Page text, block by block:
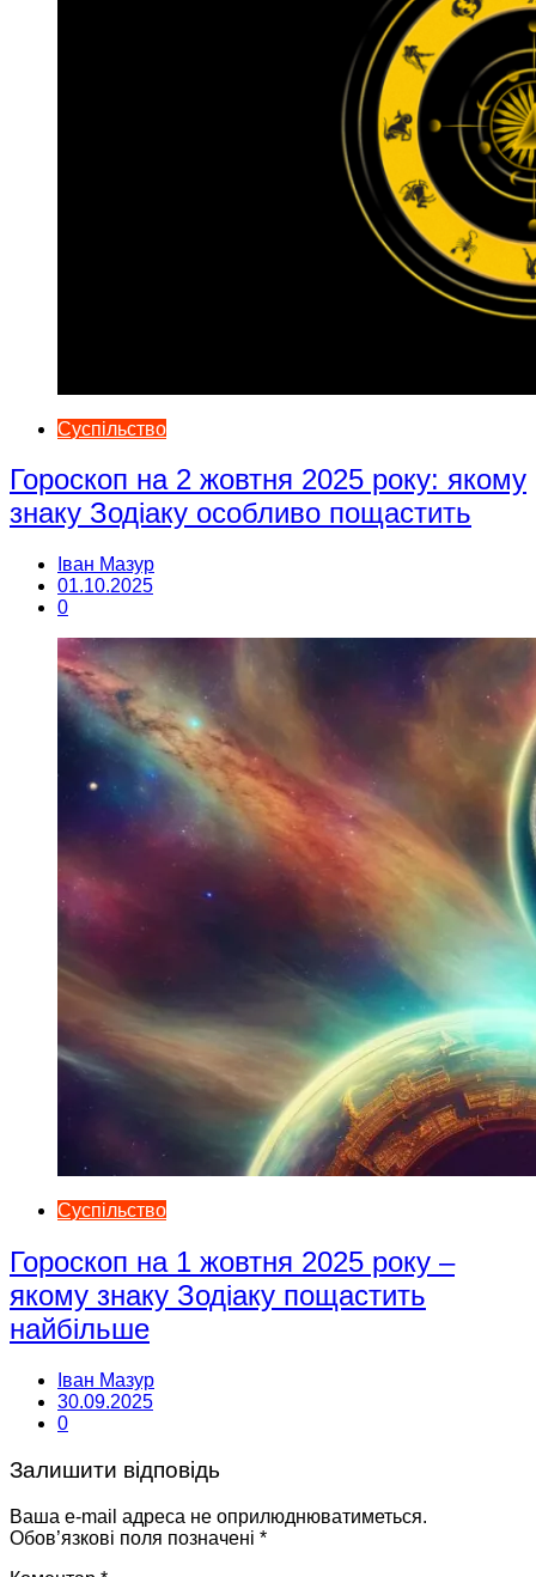
Суспільство
Гороскоп на 2 жовтня 2025 року: якому
знаку Зодіаку особливо пощастить
Іван Мазур
01.10.2025
0
Суспільство
Гороскоп на 1 жовтня 2025 року –
якому знаку Зодіаку пощастить
найбільше
Іван Мазур
30.09.2025
0
Залишити відповідь
Ваша e-mail адреса не оприлюднюватиметься.
Обов’язкові поля позначені *